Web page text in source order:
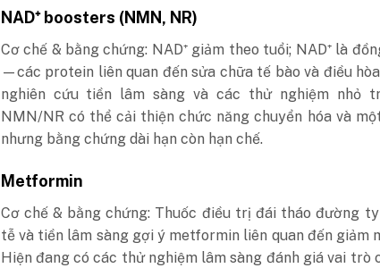
NAD⁺ boosters (NMN, NR)
Cơ chế & bằng chứng: NAD⁺ giảm theo tuổi; NAD⁺ là
—các protein liên quan đến sửa chữa tế bào và điều
nghiên cứu tiền lâm sàng và các thử nghiệm nhỏ
NMN/NR có thể cải thiện chức năng chuyển hóa và
nhưng bằng chứng dài hạn còn hạn chế.
Metformin
Cơ chế & bằng chứng: Thuốc điều trị đái tháo đường
tễ và tiền lâm sàng gợi ý metformin liên quan đến giảm
Hiện đang có các thử nghiệm lâm sàng đánh giá vai